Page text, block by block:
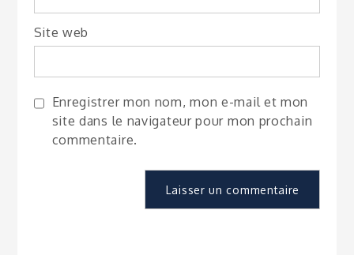
Site web
Enregistrer mon nom, mon e-mail et mon
site dans le navigateur pour mon prochain
commentaire.